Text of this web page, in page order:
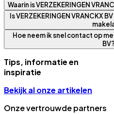
Waarin is VERZEKERINGEN
Is VERZEKERINGEN VRANCKX
Hoe neem ik snel contact op
BV?
Tips, informatie en
inspiratie
Bekijk al onze artikelen
Onze vertrouwde partners